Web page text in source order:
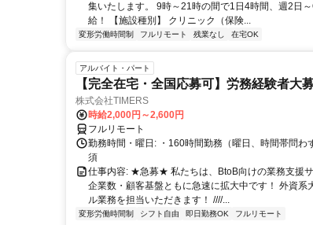
集いたします。 9時～21時の間で1日4時間、週2日
給！ 【施設種別】 クリニック（保険...
変形労働時間制 フルリモート 残業なし 在宅OK
アルバイト・パート
【完全在宅・全国応募可】労務経験者大
株式会社TIMERS
時給2,000円～2,600円
フルリモート
勤務時間・曜日: ・160時間勤務（曜日、時間帯問
須
仕事内容: ★急募★ 私たちは、BtoB向けの業務支援
企業数・顧客基盤ともに急速に拡大中です！ 外資系
ル業務を担当いただきます！ ////...
変形労働時間制 シフト自由 即日勤務OK フルリモート